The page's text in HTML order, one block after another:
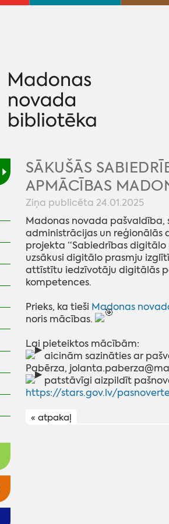
SĀKUŠĀS
APMĀCĪBAS
Ziņa publicēta 24.01.2025
Madonas novada pašvaldība,
administrācijas un reģionālās
projekta “Sabiedrības
uzsākusi digitālo prasmju
attīstītu iedzīvotāju digitālās
kompetences.
Prieks, ka tieši Madonas
noris mācības.
Lai pieteiktos mācībām:
aicinām sazināties ar
Pabērza,
patstāvīgi aizpildīt
https://stars.gov.lv/
« atpakaļ